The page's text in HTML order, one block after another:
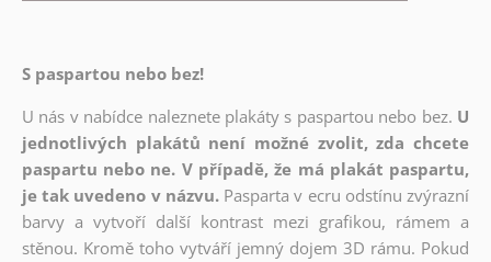
S paspartou nebo bez!
U nás v nabídce naleznete plakáty s paspartou nebo bez. U
jednotlivých plakátů není možné zvolit, zda chcete
paspartu nebo ne. V případě, že má plakát paspartu,
je tak uvedeno v názvu. Pasparta v ecru odstínu zvýrazní
barvy a vytvoří další kontrast mezi grafikou, rámem a
stěnou. Kromě toho vytváří jemný dojem 3D rámu. Pokud